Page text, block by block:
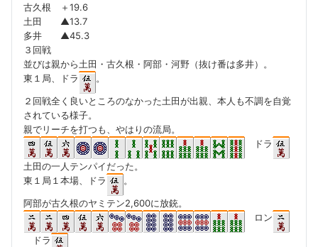
古久根 ＋19.6
土田 ▲13.7
多井 ▲45.3
３回戦
並びは親から土田・古久根・阿部・河野（抜け番は多井）。
東１局、ドラ
。
２回戦全く良いところのなかった土田が出親、本人も不調を自覚
されている様子。
親でリーチを打つも、やはりの流局。
ドラ
土田の一人テンパイだった。
東１局１本場、ドラ
。
阿部が古久根のヤミテン2,600に放銃。
ロン
ドラ